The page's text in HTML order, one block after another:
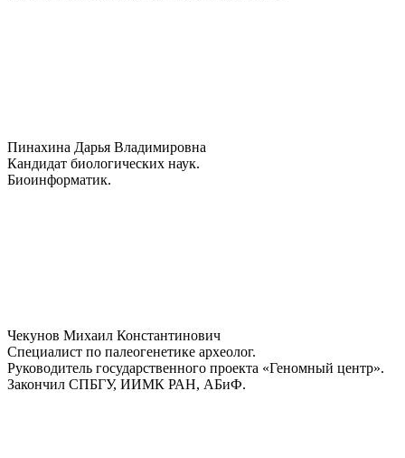
Пинахина Дарья Владимировна
Кандидат биологических наук.
Биоинформатик.
Чекунов Михаил Константинович
Специалист по палеогенетике археолог.
Руководитель государственного проекта «Геномный центр».
Закончил СПБГУ, ИИМК РАН, АБиФ.